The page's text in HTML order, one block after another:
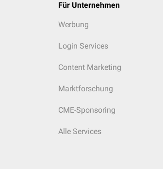
Für Unternehmen
Werbung
Login Services
Content Marketing
Marktforschung
CME-Sponsoring
Alle Services